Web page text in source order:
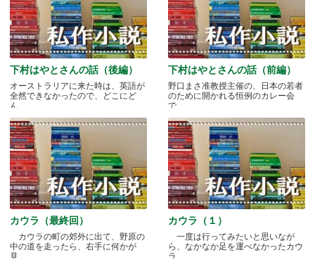
下村はやとさんの話（後編）
オーストラリアに来た時は、英語が
全然できなかったので、どこにど
ん.....
下村はやとさんの話（前編）
野口まさ准教授主催の、日本の若者
のために開かれる恒例のカレー会
で.....
カウラ（最終回）
カウラの町の郊外に出て、野原の
中の道を走ったら、右手に何かが
見.....
カウラ（１）
一度は行ってみたいと思いなが
ら、なかなか足を運べなかったカウ
ラ.....